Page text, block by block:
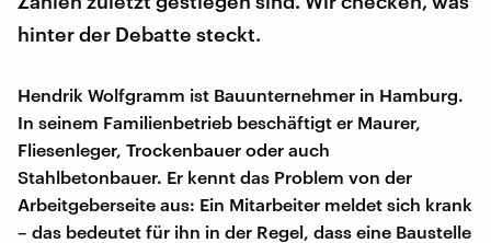
hinter der Debatte steckt.
Hendrik Wolfgramm ist Bauunternehmer in Hamburg.
In seinem Familienbetrieb beschäftigt er Maurer,
Fliesenleger, Trockenbauer oder auch
Stahlbetonbauer. Er kennt das Problem von der
Arbeitgeberseite aus: Ein Mitarbeiter meldet sich krank
– das bedeutet für ihn in der Regel, dass eine Baustelle